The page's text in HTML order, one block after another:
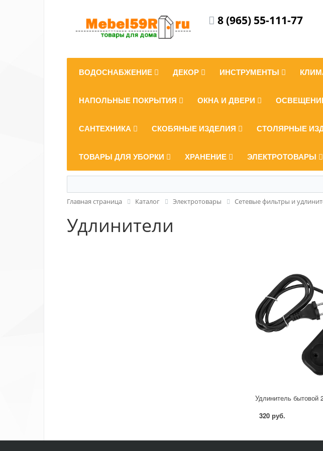
8 (965) 55-111-77
ВОДОСНАБЖЕНИЕ ДЕКОР ИНСТРУМЕНТЫ
НАПОЛЬНЫЕ ПОКРЫТИЯ ОКНА И ДВЕРИ
САНТЕХНИКА СКОБЯНЫЕ ИЗДЕЛИЯ СТОЛЯРНЫЕ
ТОВАРЫ ДЛЯ УБОРКИ ХРАНЕНИЕ ЭЛЕКТРОТОВАРЫ
Главная страница Каталог Электротовары Сетевые фильтры и
Удлинители
320 руб.